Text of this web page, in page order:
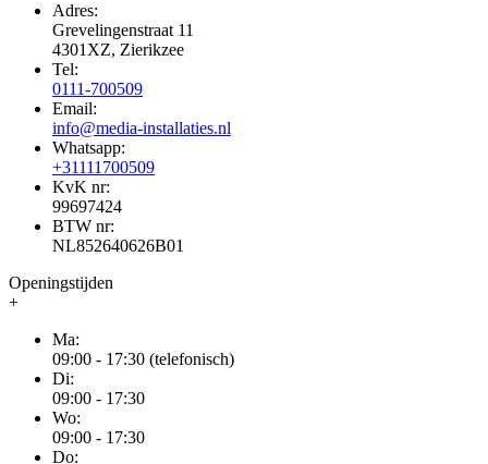
Adres:
Grevelingenstraat 11
4301XZ, Zierikzee
Tel:
0111-700509
Email:
info@media-installaties.nl
Whatsapp:
+31111700509
KvK nr:
99697424
BTW nr:
NL852640626B01
Openingstijden
+
Ma:
09:00 - 17:30 (telefonisch)
Di:
09:00 - 17:30
Wo:
09:00 - 17:30
Do: